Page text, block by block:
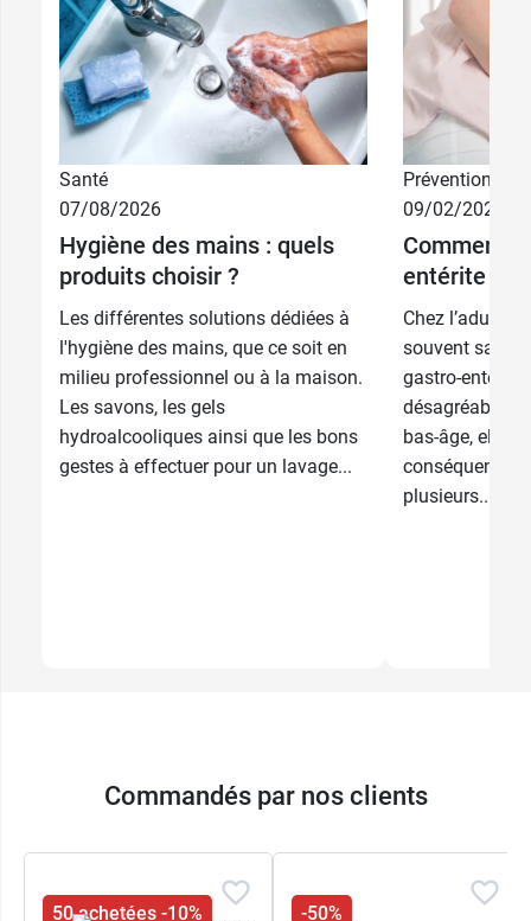
Santé
07/08/2026
Hygiène des mains : quels
produits choisir ?
Les différentes solutions dédiées à
l'hygiène des mains, que ce soit en
milieu professionnel ou à la maison.
Les savons, les gels
hydroalcooliques ainsi que les bons
gestes à effectuer pour un lavage...
Prévention
09/02/2026
Comment
entérite
Chez l’adulte,
souvent sans
gastro-entérite
désagréable à
bas-âge, elle
conséquences
plusieurs...
Commandés par nos clients
50 achetées -10% -50%